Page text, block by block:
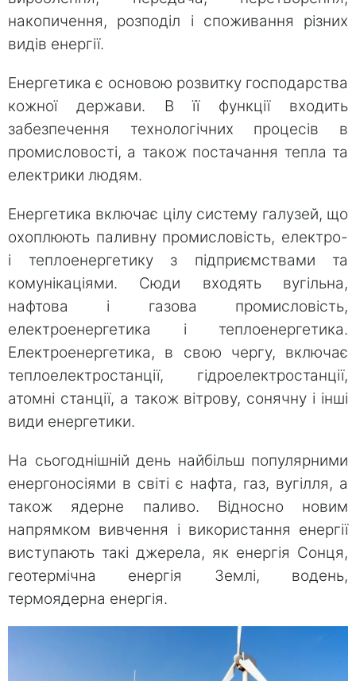
накопичення, розподіл і споживання різних
видів енергії.
Енергетика є основою розвитку господарства
кожної держави. В її функції входить
забезпечення технологічних процесів в
промисловості, а також постачання тепла та
електрики людям.
Енергетика включає цілу систему галузей, що
охоплюють паливну промисловість, електро-
і теплоенергетику з підприємствами та
комунікаціями. Сюди входять вугільна,
нафтова і газова промисловість,
електроенергетика і теплоенергетика.
Електроенергетика, в свою чергу, включає
теплоелектростанції, гідроелектростанції,
атомні станції, а також вітрову, сонячну і інші
види енергетики.
На сьогоднішній день найбільш популярними
енергоносіями в світі є нафта, газ, вугілля, а
також ядерне паливо. Відносно новим
напрямком вивчення і використання енергії
виступають такі джерела, як енергія Сонця,
геотермічна енергія Землі, водень,
термоядерна енергія.